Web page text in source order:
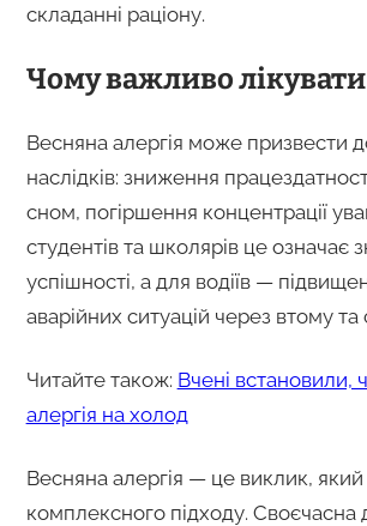
складанні раціону.
Чому важливо
Весняна алергія може призвести
наслідків: зниження
сном, погіршення концентрації
студентів та школярів це означає
успішності, а для водіїв —
аварійних ситуацій через втому та
Читайте також: Вчені встановили,
алергія на холод
Весняна алергія — це виклик,
комплексного підходу. Своєчасна